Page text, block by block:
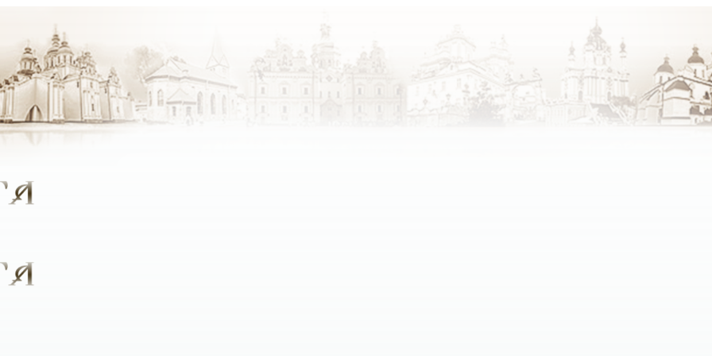
стали ближче до Бога, який був би цікавим людям різних конфесій.